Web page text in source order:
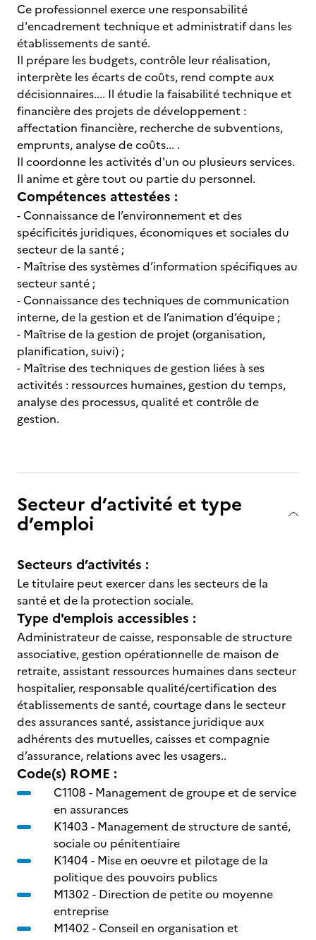
Ce professionnel exerce une responsabilité
d'encadrement technique et administratif dans les
établissements de santé.
Il prépare les budgets, contrôle leur réalisation,
interprète les écarts de coûts, rend compte aux
décisionnaires.... Il étudie la faisabilité technique et
financière des projets de développement :
affectation financière, recherche de subventions,
emprunts, analyse de coûts... .
Il coordonne les activités d'un ou plusieurs services.
Il anime et gère tout ou partie du personnel.
Compétences attestées :
- Connaissance de l’environnement et des
spécificités juridiques, économiques et sociales du
secteur de la santé ;
- Maîtrise des systèmes d’information spécifiques au
secteur santé ;
- Connaissance des techniques de communication
interne, de la gestion et de l’animation d’équipe ;
- Maîtrise de la gestion de projet (organisation,
planification, suivi) ;
- Maîtrise des techniques de gestion liées à ses
activités : ressources humaines, gestion du temps,
analyse des processus, qualité et contrôle de
gestion.
Secteur d’activité et type
d’emploi
Secteurs d’activités :
Le titulaire peut exercer dans les secteurs de la
santé et de la protection sociale.
Type d'emplois accessibles :
Administrateur de caisse, responsable de structure
associative, gestion opérationnelle de maison de
retraite, assistant ressources humaines dans secteur
hospitalier, responsable qualité/certification des
établissements de santé, courtage dans le secteur
des assurances santé, assistance juridique aux
adhérents des mutuelles, caisses et compagnie
d’assurance, relations avec les usagers..
Code(s) ROME :
C1108 - Management de groupe et de service
en assurances
K1403 - Management de structure de santé,
sociale ou pénitentiaire
K1404 - Mise en oeuvre et pilotage de la
politique des pouvoirs publics
M1302 - Direction de petite ou moyenne
entreprise
M1402 -Conseil en organisation et